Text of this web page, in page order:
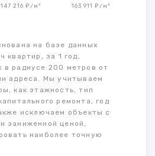
147 216 ₽/м² 163 911 ₽/м²
на базе данных
квартир, за 1 год,
в радиусе 200 метров от
адреса. Мы учитываем
как этажность, тип
ремонта, год
исключаем объекты с
заниженной ценой,
наиболее точную